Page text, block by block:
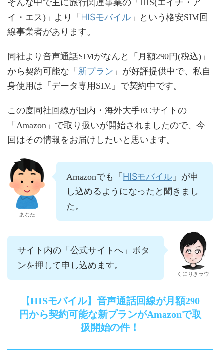
そんな中で主に旅行関連事業の「HIS(エイチ・ア
イ・エス)」より「 HISモバイル 」という格安SIM回
線事業者があります。
同社より音声通話SIMがなんと「月額290円(税込)」
から契約可能な「 新プラン 」が好評提供中で、私自
身使用は「データ専用SIM」で契約中です。
この度同社回線が国内・海外大手ECサイトの
「Amazon」で取り扱いが開始されましたので、今
回はその情報をお届けしたいと思います。
あなた
Amazonでも「 HISモバイル 」が申
し込めるようになったと聞きまし
た。
サイト内の「公式サイトへ」ボタ
ンを押して申し込めます。
くにりきラウ
【HISモバイル】音声通話回線が月額290
円から契約可能な新プランがAmazonで取
扱開始の件！